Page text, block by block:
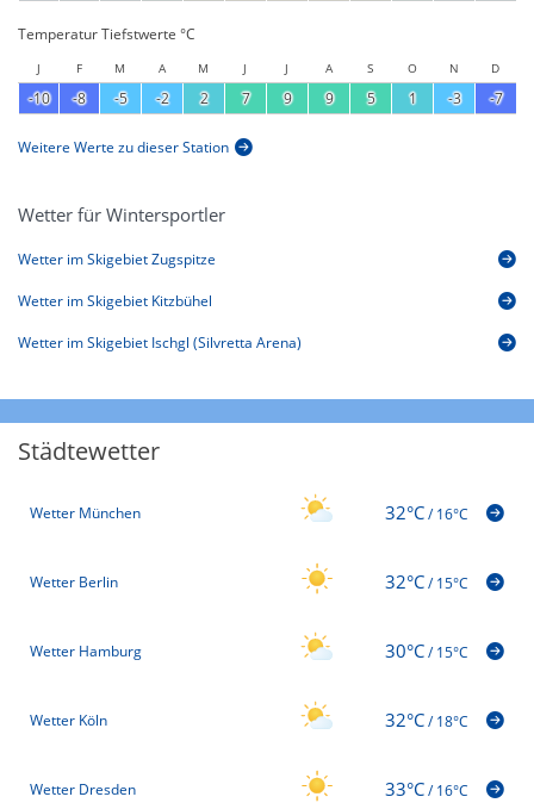
Temperatur Tiefstwerte °C
J F M A M J J A S O N D
-10 -8 -5 -2 2 7 9 9 5 1 -3 -7
Weitere Werte zu dieser Station
Wetter für Wintersportler
Wetter im Skigebiet Zugspitze
Wetter im Skigebiet Kitzbühel
Wetter im Skigebiet Ischgl (Silvretta Arena)
Städtewetter
Wetter München 32°C/16°C
Wetter Berlin 32°C/15°C
Wetter Hamburg 30°C/15°C
Wetter Köln 32°C/18°C
Wetter Dresden 33°C/16°C